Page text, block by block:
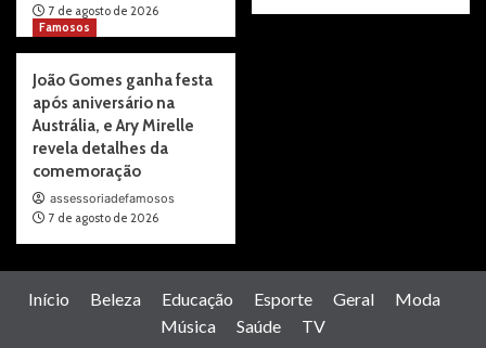
7 de agosto de 2026
Famosos
João Gomes ganha festa
após aniversário na
Austrália, e Ary Mirelle
revela detalhes da
comemoração
assessoriadefamosos
7 de agosto de 2026
Início Beleza Educação Esporte Geral
Moda
Música
Saúde TV